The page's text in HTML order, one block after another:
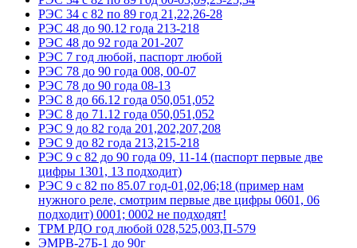
РЭС 34 с 82 по 89 год 21,22,26-28
РЭС 48 до 90.12 года 213-218
РЭС 48 до 92 года 201-207
РЭС 7 год любой, паспорт любой
РЭС 78 до 90 года 008, 00-07
РЭС 78 до 90 года 08-13
РЭС 8 до 66.12 года 050,051,052
РЭС 8 до 71.12 года 050,051,052
РЭС 9 до 82 года 201,202,207,208
РЭС 9 до 82 года 213,215-218
РЭС 9 с 82 до 90 года 09, 11-14 (паспорт первые две
цифры 1301, 13 подходит)
РЭС 9 с 82 по 85.07 год-01,02,06;18 (пример нам
нужного реле, смотрим первые две цифры 0601, 06
подходит) 0001; 0002 не подходят!
ТРМ РДО год любой 028,525,003,П-579
ЭМРВ-27Б-1 до 90г